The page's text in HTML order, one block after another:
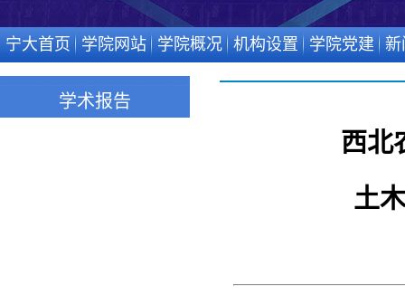
宁大首页 学院网站 学院概况 机构设置 学院党建 新
学术报告
西北
土